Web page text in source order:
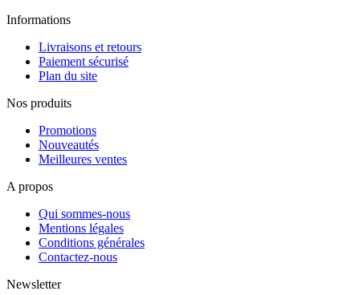
Informations
Livraisons et retours
Paiement sécurisé
Plan du site
Nos produits
Promotions
Nouveautés
Meilleures ventes
A propos
Qui sommes-nous
Mentions légales
Conditions générales
Contactez-nous
Newsletter